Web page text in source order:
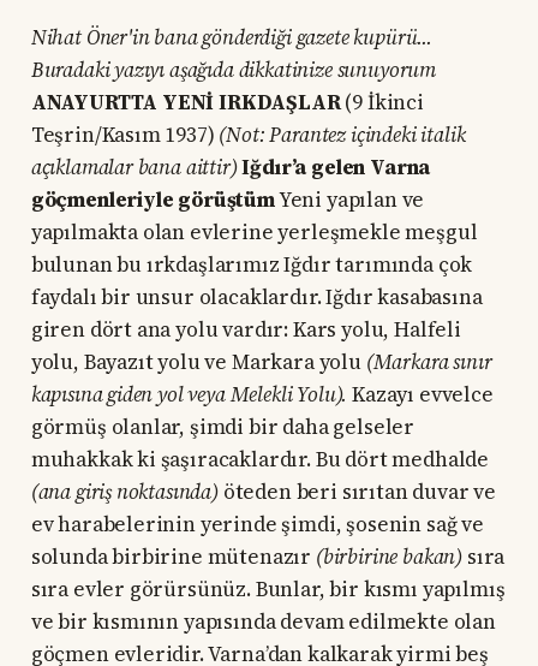
Nihat Öner'in bana gönderdiği gazete kupürü...
Buradaki yazıyı aşağıda dikkatinize sunuyorum
ANAYURTTA YENİ IRKDAŞLAR(9 İkinci
Teşrin/Kasım 1937) (Not: Parantez içindeki italik
açıklamalar bana aittir)Iğdır’a gelen Varna
göçmenleriyle görüştümYeni yapılan ve
yapılmakta olan evlerine yerleşmekle meşgul
bulunan bu ırkdaşlarımız Iğdır tarımında çok
faydalı bir unsur olacaklardır. Iğdır kasabasına
giren dört ana yolu vardır: Kars yolu, Halfeli
yolu, Bayazıt yolu ve Markara yolu (Markara sınır
kapısına giden yol veya Melekli Yolu). Kazayı evvelce
görmüş olanlar, şimdi bir daha gelseler
muhakkak ki şaşıracaklardır. Bu dört medhalde
(ana giriş noktasında)öteden beri sırıtan duvar ve
ev harabelerinin yerinde şimdi, şosenin sağ ve
solunda birbirine mütenazır (birbirine bakan) sıra
sıra evler görürsünüz. Bunlar, bir kısmı yapılmış
ve bir kısmının yapısında devam edilmekte olan
göçmen evleridir. Varna’dan kalkarak yirmi beş